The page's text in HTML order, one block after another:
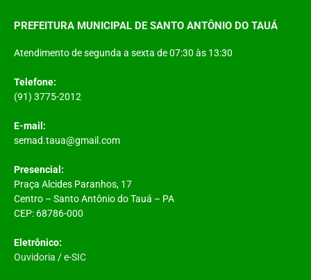
PREFEITURA MUNICIPAL DE SANTO ANTÔNIO DO TAUÁ
Atendimento de segunda a sexta de 07:30 às 13:30
Telefone:
(91) 3775-2012
E-mail:
semad.taua@gmail.com
Presencial:
Praça Alcides Paranhos, 17
Centro – Santo Antônio do Tauá – PA
CEP: 68786-000
Eletrônico:
Ouvidoria /e-SIC